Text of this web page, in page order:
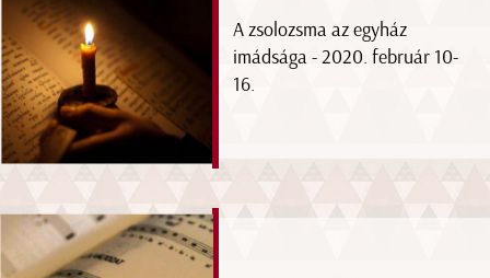
A zsolozsma az egyház
imádsága - 2020. február 10-
16.